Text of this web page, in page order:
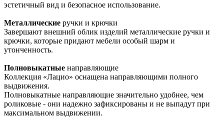
эстетичный вид и безопасное использование.
Металлические ручки и крючки
Завершают внешний облик изделий металлические ручки и
крючки, которые придают мебели особый шарм и
утонченность.
Полновыкатные направляющие
Коллекция «Лацио» оснащена направляющими полного
выдвижения.
Полновыкатные направляющие значительно удобнее, чем
роликовые - они надежно зафиксированы и не выпадут при
максимальном выдвижении.